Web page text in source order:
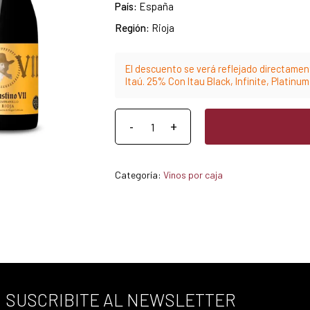
País: España
Región: Rioja
El descuento se verá reflejado
Itaú. 25% Con Itau Black, Infinite,
Categoría: Vinos por caja
SUSCRIBITE AL NEWSLETTER